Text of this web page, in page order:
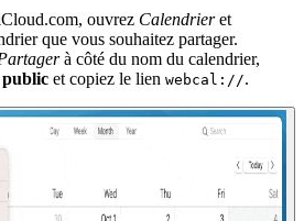
ouvrez Calendrieret
que vous souhaitez partager.
à côté du nom du calendrier,
et copiez le lien webcal://.